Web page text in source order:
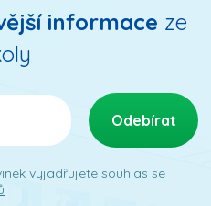
informace ze
vyjadřujete souhlas se